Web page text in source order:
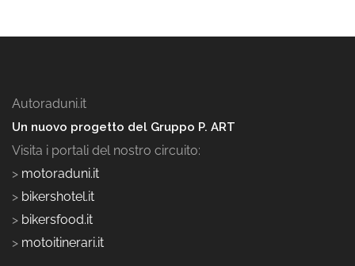
Autoraduni.it
Un nuovo progetto del Gruppo P. ART
Visita i portali del nostro circuito:
> motoraduni.it
> bikershotel.it
> bikersfood.it
> motoitinerari.it